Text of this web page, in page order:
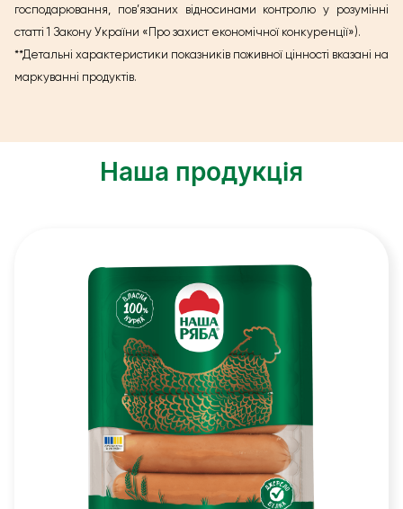
господарювання, пов’язаних відносинами контролю у розумінні
статті 1 Закону України «Про захист економічної конкуренції»).
**Детальні характеристики показників поживної цінності вказані на
маркуванні продуктів.
Наша продукція